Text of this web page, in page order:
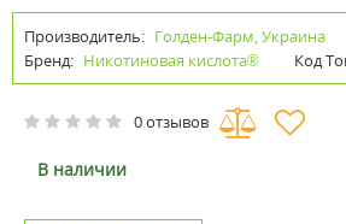
Производитель: Голден-Фарм, Украина
Бренд: Никотиновая кислота® Код
0 отзывов
В наличии